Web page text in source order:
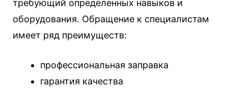
требующий определенных навыков и
оборудования. Обращение к специалистам
имеет ряд преимуществ:
профессиональная заправка
гарантия качества